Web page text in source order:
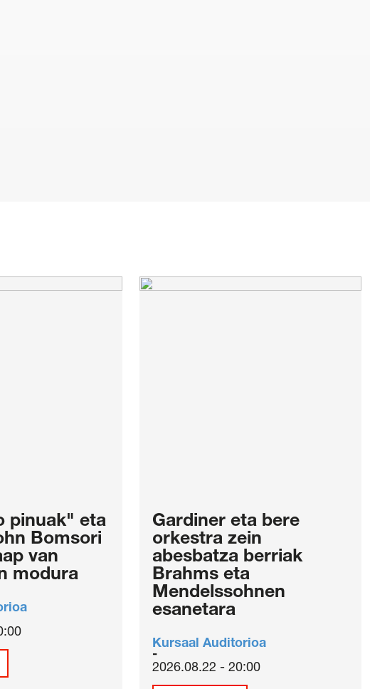
pinuak" eta
Bomsori
van
modura
Gardiner eta bere
orkestra zein
abesbatza berriak
Brahms eta
Mendelssohnen
esanetara
Kursaal Auditorioa
2026.08.22 - 20:00